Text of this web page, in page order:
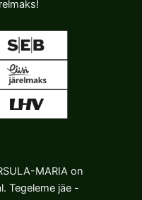
MARIA on
Tegeleme jäe -